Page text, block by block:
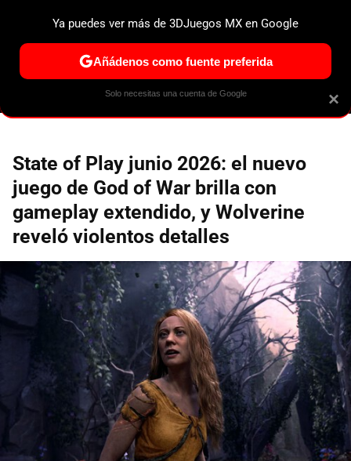
MENÚ NUEVO
PS5 NINTENDO SWITCH 2
State of Play junio 2026: el nuevo
juego de God of War brilla con
gameplay extendido, y Wolverine
reveló violentos detalles
×
Ya puedes ver más de 3DJuegos MX en Google
Añádenos como fuente preferida
Solo necesitas una cuenta de Google